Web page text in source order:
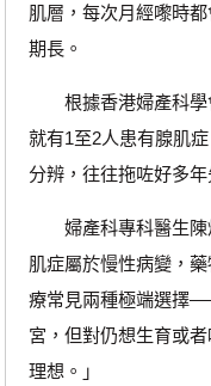
肌層，每次月經嚟時
期長。
根據香港婦產科學
就有1至2人患有腺肌
分辨，往往拖咗好多年
婦產科專科醫生陳
肌症屬於慢性病變，
療常見兩種極端選擇
宮，但對仍想生育或
理想。」